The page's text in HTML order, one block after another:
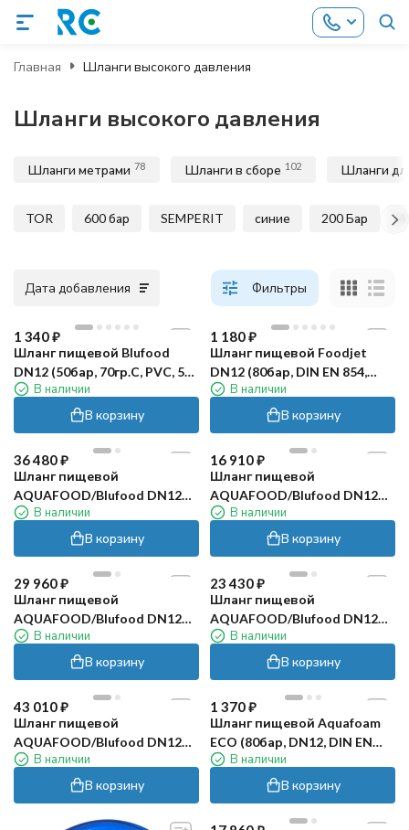
Главная Шланги высокого давления
Шланги высокого давления
Шланги метрами 78 Шланги в сборе 102 Шланги
TOR 600 бар SEMPERIT синие 200 Бар
Дата добавления Фильтры
1 340₽
Шланг пищевой Blufood
DN12 (50бар, 70гр.С, PVC, 5-
сл, м.пог.)
В наличии
В корзину
1 180₽
Шланг пищевой Foodjet
DN12 (80бар, DIN EN 854,
м.пог.)В наличии
В корзину
36 480₽
Шланг пищевой
AQUAFOOD/Blufood DN12
(25м, 1/2г-ш, 50бар)
В наличии
В корзину
16 910₽
Шланг пищевой
AQUAFOOD/Blufood DN12
(10м, 1/2г-ш, 50бар)
В наличии
В корзину
29 960₽
Шланг пищевой
AQUAFOOD/Blufood DN12
(20м, 1/2г-ш, 50бар)
В наличии
В корзину
23 430₽
Шланг пищевой
AQUAFOOD/Blufood DN12
(15м, 1/2г-ш, 50бар)
В наличии
В корзину
43 010₽
Шланг пищевой
AQUAFOOD/Blufood DN12
(30м, 1/2г-ш, 50бар)
В наличии
В корзину
1 370₽
Шланг пищевой Aquafoam
ECO (80бар, DN12, DIN EN
854, м.пог.)
В наличии
В корзину